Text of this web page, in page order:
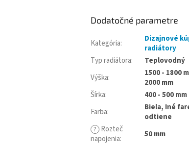
Dodatočné parametre
Kategória:
Dizajnové
radiátory
Typ radiátora:
Teplovodný
Výška:
1500 - 1800
2000 mm
Šírka:
400 - 500 mm
Farba:
Biela, Iné
odtiene
? Rozteč
napojenia:
50 mm